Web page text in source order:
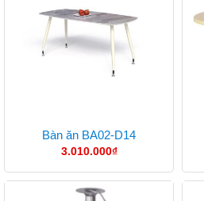
Bàn ăn BA02-D14
3.010.000₫